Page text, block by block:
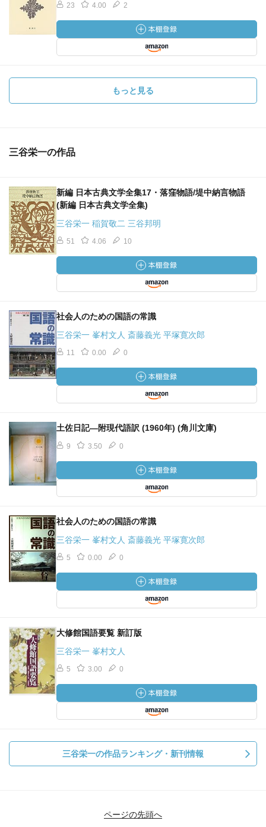
23 4.00 2
もっと見る
三谷栄一の作品
新編 日本古典文学全集17・落窪物語/堤中納言物語
(新編 日本古典文学全集)
三谷栄一 稲賀敬二 三谷邦明
51 4.06 10
社会人のための国語の常識
三谷栄一 峯村文人 斎藤義光 平塚寛次郎
11 0.00 0
土佐日記―附現代語訳 (1960年) (角川文庫)
9 3.50 0
社会人のための国語の常識
三谷栄一 峯村文人 斎藤義光 平塚寛次郎
5 0.00 0
大修館国語要覧 新訂版
三谷栄一 峯村文人
5 3.00 0
三谷栄一の作品ランキング・新刊情報
ページの先頭へ